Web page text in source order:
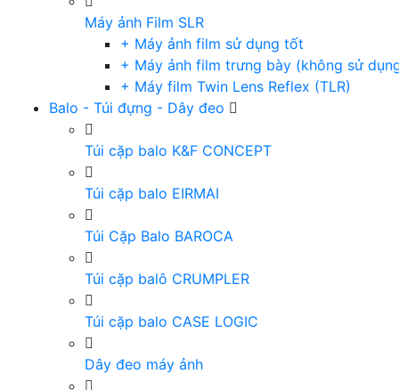
Máy ảnh Film SLR
+ Máy ảnh film sử dụng tốt
+ Máy ảnh film trưng bày (không sử
+ Máy film Twin Lens Reflex (TLR)
Balo - Túi đựng - Dây đeo
Túi cặp balo K&F CONCEPT
Túi cặp balo EIRMAI
Túi Cặp Balo BAROCA
Túi cặp balô CRUMPLER
Túi cặp balo CASE LOGIC
Dây đeo máy ảnh